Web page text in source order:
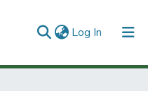
Log In (current)